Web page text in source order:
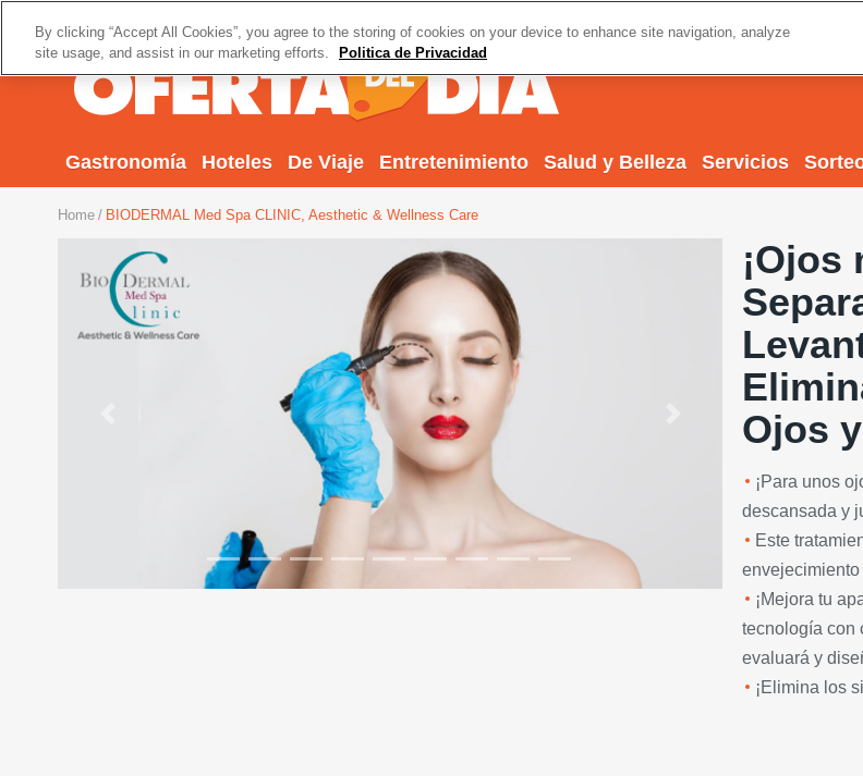
Gastronomía Hoteles De Viaje Entretenimiento Salud y Belleza Servicios
Home BIODERMAL Med Spa CLINIC, Aesthetic & Wellness Care
Ojos
¡Para unos
descansada y
Este
¡Mejora tu
tecnología con
evaluará y
¡Elimina los
By clicking “Accept All Cookies”, you agree to the storing of cookies on your device to enhance site navigation, analyze
site usage, and assist in our marketing efforts.
Politica de Privacidad